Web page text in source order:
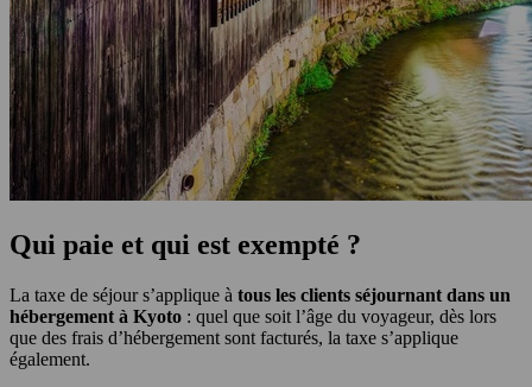
Qui paie et qui est exempté ?
La taxe de séjour s’applique à tous les clients séjournant dans un
hébergement à Kyoto : quel que soit l’âge du voyageur, dès lors
que des frais d’hébergement sont facturés, la taxe s’applique
également.